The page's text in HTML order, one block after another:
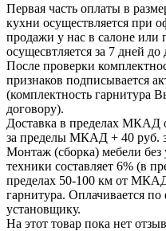
Первая часть оплаты в
кухни осуществляется при
продажи у нас в салоне или
осущесвтляется за 7 дней
После проверки
признаков подписывается
(комплектность гарнитура
договору).
Доставка в пределах МКАД
за пределы МКАД + 40 руб.
Монтаж (сборка) мебели
техники составляет 6% (в
пределах 50-100 км от
гарнитура. Оплачивается
установщику.
На этот товар пока нет